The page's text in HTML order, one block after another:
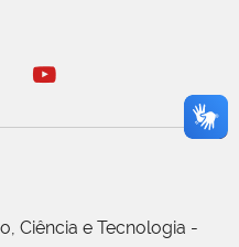
Ciência e Tecnologia -